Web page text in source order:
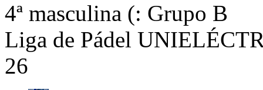
4ª masculina (: Grupo B
Liga de Pádel
26